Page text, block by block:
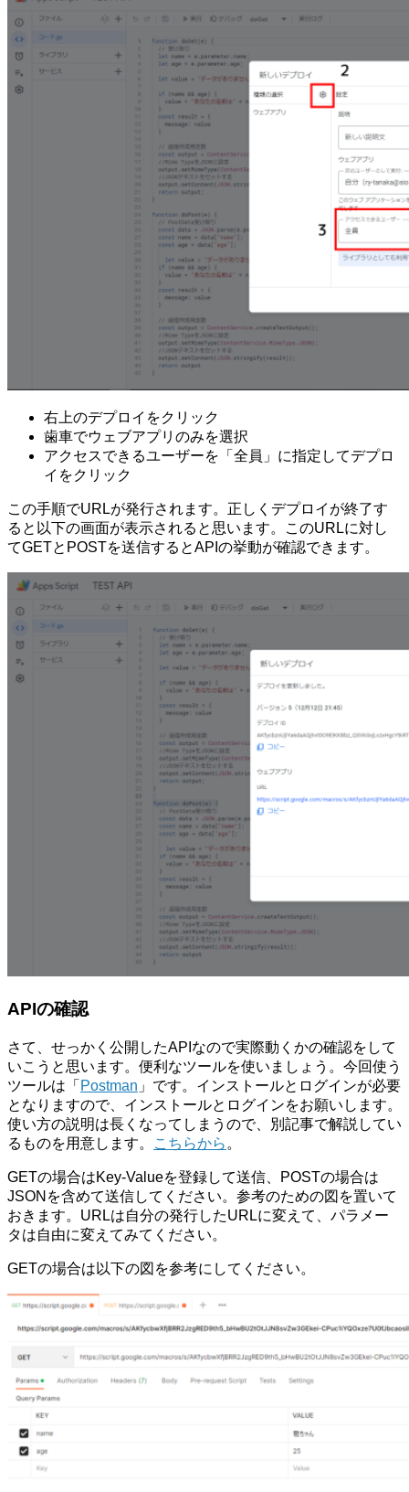
右上のデプロイをクリック
歯車でウェブアプリのみを選択
アクセスできるユーザーを「全員」に指定してデプロ
イをクリック
この手順でURLが発行されます。正しくデプロイが終了す
ると以下の画面が表示されると思います。このURLに対し
てGETとPOSTを送信するとAPIの挙動が確認できます。
APIの確認
さて、せっかく公開したAPIなので実際動くかの確認をして
いこうと思います。便利なツールを使いましょう。今回使う
ツールは「 Postman 」です。インストールとログインが必要
となりますので、インストールとログインをお願いします。
使い方の説明は長くなってしまうので、別記事で解説してい
るものを用意します。
こちらから 。
GETの場合はKey-Valueを登録して送信、POSTの場合は
JSONを含めて送信してください。参考のための図を置いて
おきます。URLは自分の発行したURLに変えて、パラメー
タは自由に変えてみてください。
GETの場合は以下の図を参考にしてください。